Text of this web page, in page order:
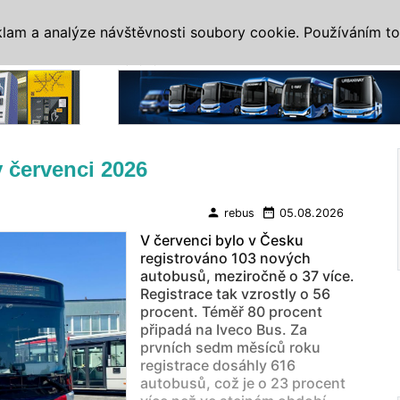
2026
person rebus date_range 05.08.2026
V červenci bylo v Česku
registrováno 103 nových
autobusů, meziročně o 37 více.
Registrace tak vzrostly o 56
procent. Téměř 80 procent
připadá na Iveco Bus. Za
prvních sedm měsíců roku
registrace dosáhly 616
autobusů, což je o 23 procent
a analýze návštěvnosti soubory cookie. Používáním